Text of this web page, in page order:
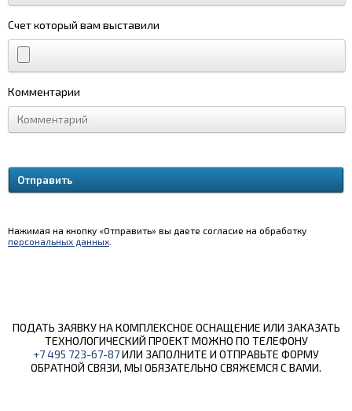
Счет который вам выставили
Комментарии
Нажимая на кнопку «Отправить» вы даете согласие на обработку
персональных данных
ПОДАТЬ ЗАЯВКУ НА КОМПЛЕКСНОЕ ОСНАЩЕНИЕ ИЛИ ЗАКАЗАТЬ
ТЕХНОЛОГИЧЕСКИЙ ПРОЕКТ МОЖНО ПО ТЕЛЕФОНУ
+7 495 723-67-87ИЛИ ЗАПОЛНИТЕ И ОТПРАВЬТЕ ФОРМУ
ОБРАТНОЙ СВЯЗИ, МЫ ОБЯЗАТЕЛЬНО СВЯЖЕМСЯ С ВАМИ.